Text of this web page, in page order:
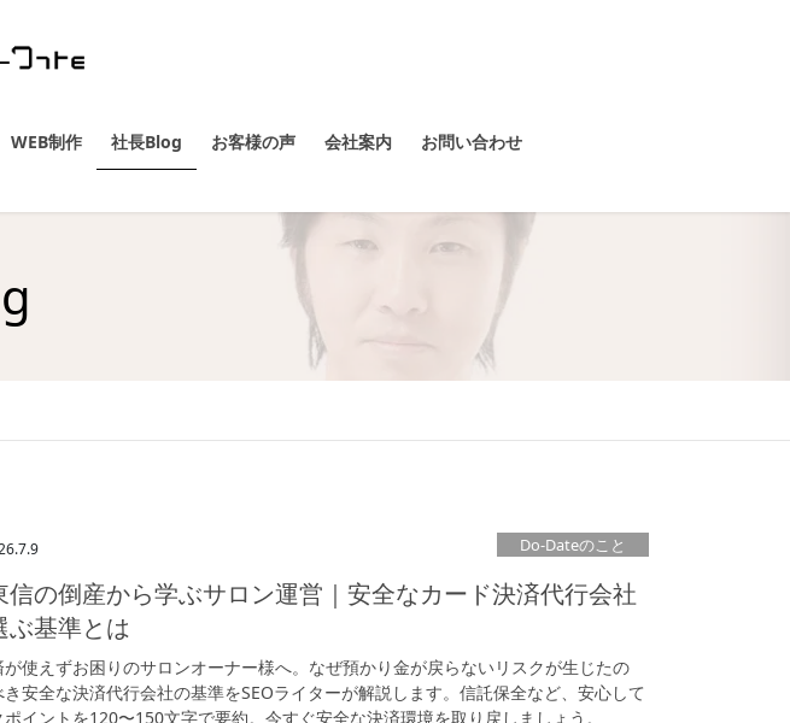
WEB制作 社長Blog お客様の声 会社案内 お問い合わせ
Do-Dateのこと
信の倒産から学ぶサロン運営｜安全なカード決済代行会社
ぶ基準とは
使えずお困りのサロンオーナー様へ。なぜ預かり金が戻らないリスクが生じたの
安全な決済代行会社の基準をSEOライターが解説します。信託保全など、安心して
イントを120〜150文字で要約。今すぐ安全な決済環境を取り戻しましょう。